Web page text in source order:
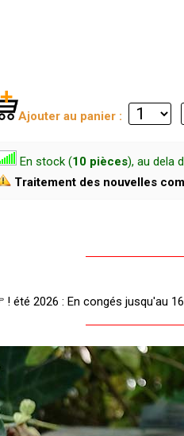
Ajouter au panier :
En stock (10 pièces), au dela
Traitement des nouvelles
! été 2026 : En congés jusqu'au